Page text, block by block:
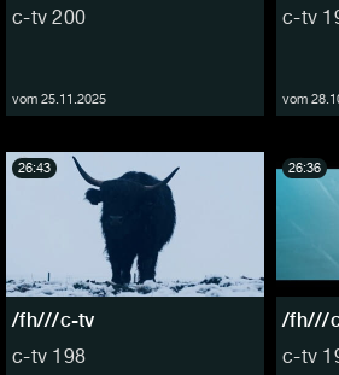
c-tv 200
vom 25.11.2025
c-tv
vom
/fh///c-tv
c-tv 198
26:43
/fh///
c-tv
26:36